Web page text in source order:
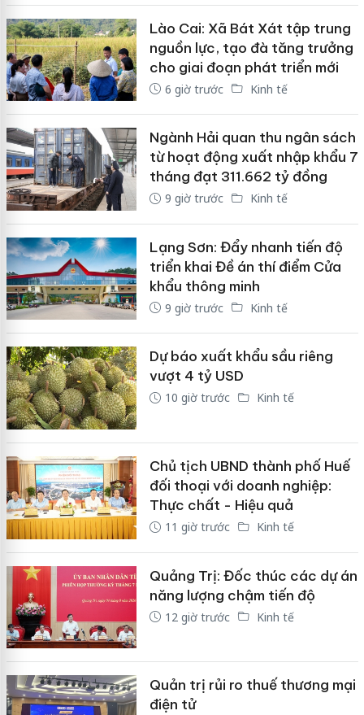
Lào Cai: Xã Bát Xát tập trung
nguồn lực, tạo đà tăng trưởng
cho giai đoạn phát triển mới
6 giờ trước Kinh tế
Ngành Hải quan thu ngân sách
từ hoạt động xuất nhập khẩu 7
tháng đạt 311.662 tỷ đồng
9 giờ trước Kinh tế
Lạng Sơn: Đẩy nhanh tiến độ
triển khai Đề án thí điểm Cửa
khẩu thông minh
9 giờ trước Kinh tế
Dự báo xuất khẩu sầu riêng
vượt 4 tỷ USD
10 giờ trước Kinh tế
Chủ tịch UBND thành phố Huế
đối thoại với doanh nghiệp:
Thực chất - Hiệu quả
11 giờ trước Kinh tế
Quảng Trị: Đốc thúc các dự án
năng lượng chậm tiến độ
12 giờ trước Kinh tế
Quản trị rủi ro thuế thương mại
điện tử